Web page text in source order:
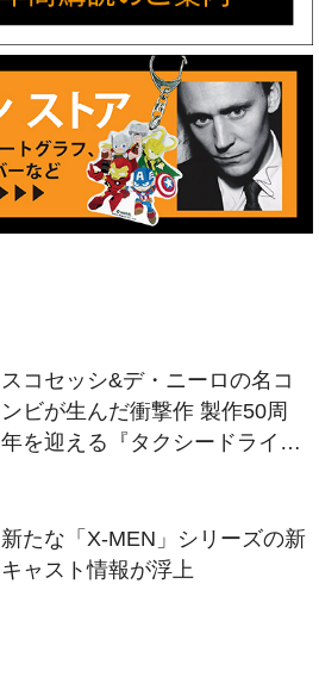
スコセッシ&デ・ニーロの名コ
ンビが生んだ衝撃作 製作50周
年を迎える『タクシードライバ
新たな「X-MEN」シリーズの新
キャスト情報が浮上